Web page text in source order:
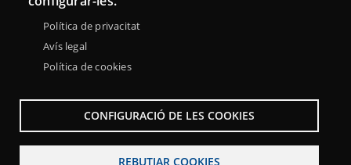
Política de privacitat
Avís legal
Política de cookies
CONFIGURACIÓ DE LES COOKIES
REBUTJAR COOKIES